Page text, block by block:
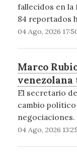
fallecidos en la
84 reportados
04 Ago, 2026
Marco
venezolana
El secretario
cambio político
negociaciones.
04 Ago, 2026